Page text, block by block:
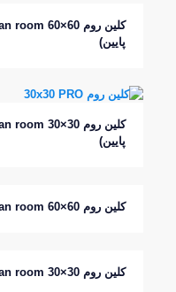
پایین)
پایین)
کلین روم clean room 60×60 از نما
کلین روم clean room 30×30 از نما